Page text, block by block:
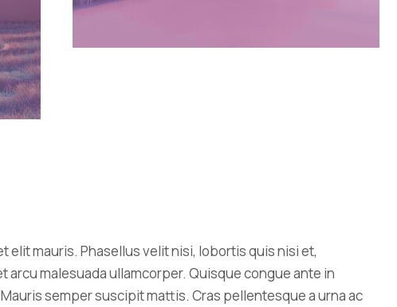
elit mauris. Phasellus velit nisi, lobortis quis nisi et,
malesuada ullamcorper. Quisque congue ante in
semper suscipit mattis. Cras pellentesque a urna ac